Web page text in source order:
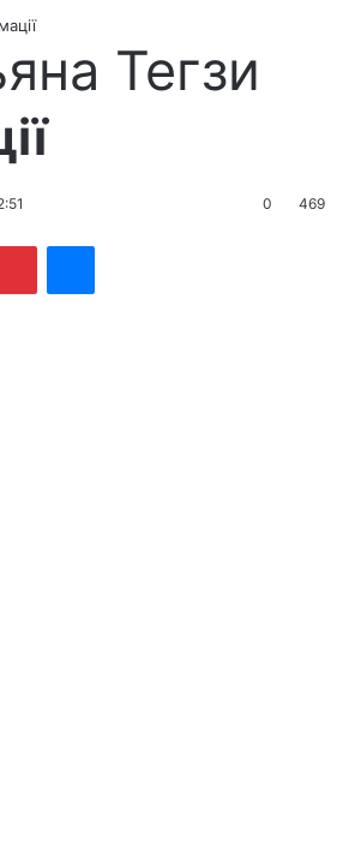
Тегзи
0 469